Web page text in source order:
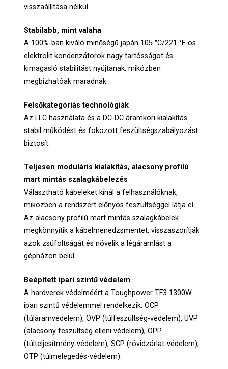
visszaállítása nélkül.
Stabilabb, mint valaha
A 100%-ban kiváló minőségű japán 105 °C/221 °F-os
elektrolit kondenzátorok nagy tartósságot és
kimagasló stabilitást nyújtanak, miközben
megbízhatóak maradnak.
Felsőkategóriás technológiák
Az LLC használata és a DC-DC áramköri kialakítás
stabil működést és fokozott feszültségszabályozást
biztosít.
Teljesen moduláris kialakítás, alacsony profilú
mart mintás szalagkábelezés
Választható kábeleket kínál a felhasználóknak,
miközben a rendszert előnyös feszültséggel látja el.
Az alacsony profilú mart mintás szalagkábelek
megkönnyítik a kábelmenedzsmentet, visszaszorítják
azok zsúfoltságát és növelik a légáramlást a
gépházon belül.
Beépített ipari szintű védelem
A hardverek védelméért a Toughpower TF3 1300W
ipari szintű védelemmel rendelkezik: OCP
(túláramvédelem), OVP (túlfeszültség-védelem), UVP
(alacsony feszültség elleni védelem), OPP
(túlteljesítmény-védelem), SCP (rövidzárlat-védelem),
OTP (túlmelegedés-védelem).